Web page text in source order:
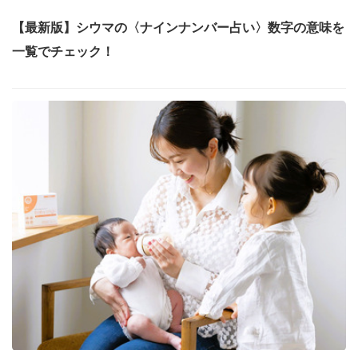
【最新版】シウマの〈ナインナンバー占い〉数字の意味を
一覧でチェック！